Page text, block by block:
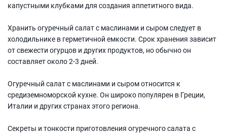
капустными клубками для создания аппетитного вида.
Хранить огуречный салат с маслинами и сыром следует в
холодильнике в герметичной емкости. Срок хранения зависит
от свежести огурцов и других продуктов, но обычно он
составляет около 2-3 дней.
Огуречный салат с маслинами и сыром относится к
средиземноморской кухне. Он широко популярен в Греции,
Италии и других странах этого региона.
Секреты и тонкости приготовления огуречного салата с